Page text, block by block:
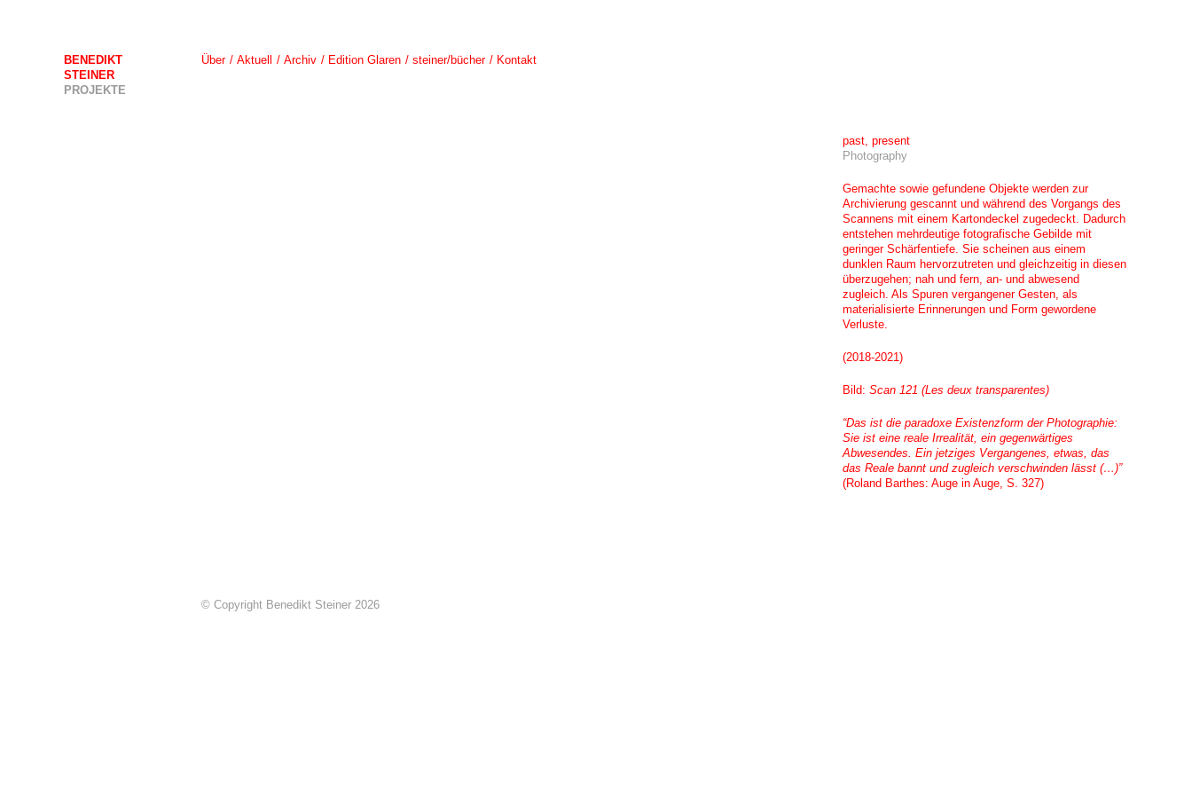
BENEDIKT
STEINER
PROJEKTE
Über Aktuell Archiv Edition Glaren steiner/bücher Kontakt
past, present
Photography
Gemachte sowie gefundene Objekte werden zur
Archivierung gescannt und während des Vorgangs des
Scannens mit einem Kartondeckel zugedeckt. Dadurch
entstehen mehrdeutige fotografische Gebilde mit
geringer Schärfentiefe. Sie scheinen aus einem
dunklen Raum hervorzutreten und gleichzeitig in diesen
überzugehen; nah und fern, an- und abwesend
zugleich. Als Spuren vergangener Gesten, als
materialisierte Erinnerungen und Form gewordene
Verluste.
(2018-2021)
Bild:Scan 121 (Les deux transparentes)
“Das ist die paradoxe Existenzform der Photographie:
Sie ist eine reale Irrealität, ein gegenwärtiges
Abwesendes. Ein jetziges Vergangenes, etwas, das
das Reale bannt und zugleich verschwinden lässt (…)”
(Roland Barthes: Auge in Auge, S. 327)
© Copyright Benedikt Steiner 2026